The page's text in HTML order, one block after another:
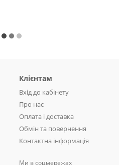
Клієнтам
Вхід до кабінету
Про нас
Оплата і доставка
Обмін та повернення
Контактна інформація
Ми в соцмережах